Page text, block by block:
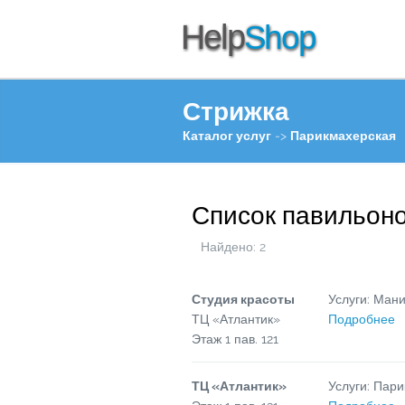
Стрижка
Каталог услуг -> Парикмахерская
Список
Найдено: 2
Студия красоты
ТЦ «Атлантик»
Этаж 1 пав. 121
Услуги:
Подробнее
ТЦ «Атлантик»
Услуги: